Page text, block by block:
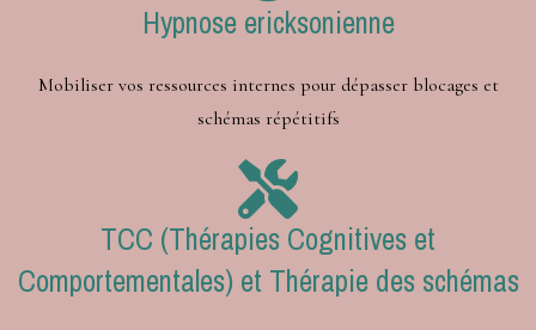
Hypnose ericksonienne
Mobiliser vos ressources internes pour dépasser blocages et
schémas répétitifs
TCC (Thérapies Cognitives et
Comportementales) et Thérapie des schémas